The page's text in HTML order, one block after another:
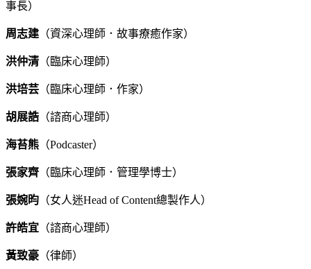
事長）
周志建 （資深心理師．故事療癒作家）
洪仲清 （臨床心理師）
洪培芸 （臨床心理師．作家）
胡展誥 （諮商心理師）
海苔熊 （Podcaster）
張家齊（臨床心理師．管理學博士）
張婉昀 （女人迷Head of Content總製作人）
許皓宜 （諮商心理師）
黃致豪 （律師）